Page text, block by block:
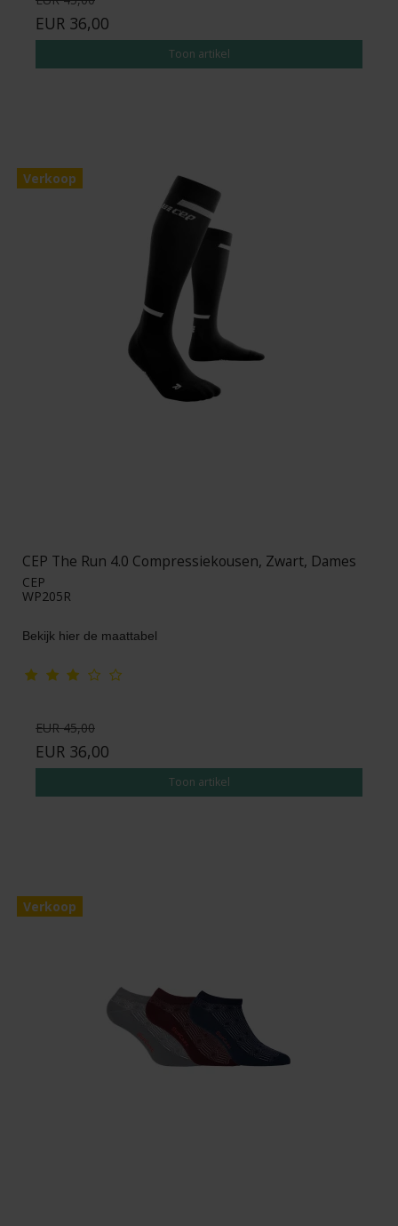
EUR 36,00
Toon artikel
Verkoop
CEP The Run 4.0 Compressiekousen, Zwart, Dames
CEP
WP205R
Bekijk hier de maattabel
EUR 45,00
EUR 36,00
Toon artikel
Verkoop